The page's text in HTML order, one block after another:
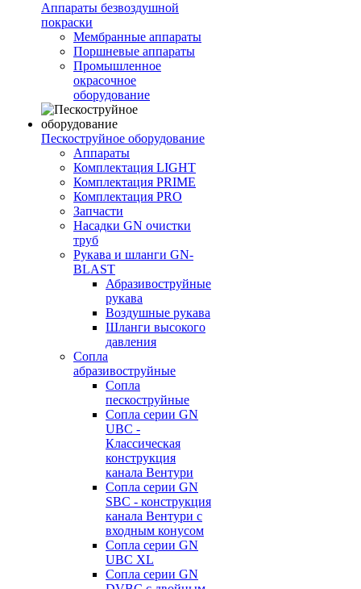
Аппараты безвоздушной
покраски
Мембранные аппараты
Поршневые аппараты
Промышленное
окрасочное
оборудование
Пескоструйное оборудование
Аппараты
Комплектация LIGHT
Комплектация PRIME
Комплектация PRO
Запчасти
Насадки GN очистки
труб
Рукава и шланги GN-
BLAST
Абразивоструйные
рукава
Воздушные рукава
Шланги высокого
давления
Сопла
абразивоструйные
Сопла
пескоструйные
Сопла серии GN
UBC -
Классическая
конструкция
канала Вентури
Сопла серии GN
SBC - конструкция
канала Вентури c
входным конусом
Сопла серии GN
UBC XL
Сопла серии GN